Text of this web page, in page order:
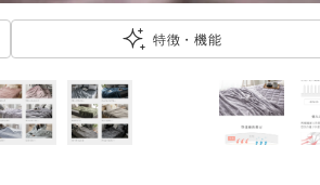
特徴・機能